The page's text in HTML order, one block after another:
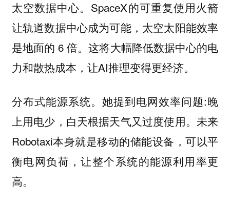
太空数据中心。SpaceX的可重复使用火箭
让轨道数据中心成为可能，太空太阳能效率
是地面的 6 倍。这将大幅降低数据中心的电
力和散热成本，让AI推理变得更经济。
分布式能源系统。她提到电网效率问题:晚
上用电少，白天根据天气又过度使用。未来
Robotaxi本身就是移动的储能设备，可以平
衡电网负荷，让整个系统的能源利用率更
高。